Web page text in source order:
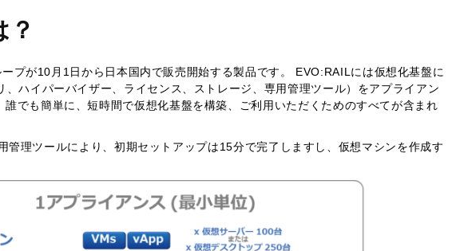
？
プが10月1日から日本国内で販売開始する製品です。 EVO:RAILには仮想化基盤に
、ハイパーバイザー、ライセンス、ストレージ、専用管理ツール）をアプライアン
誰でも簡単に、短時間で仮想化基盤を構築、ご利用いただくためのすべてが含まれ
管理ツールにより、初期セットアップは15分で完了しますし、仮想マシンを作成す